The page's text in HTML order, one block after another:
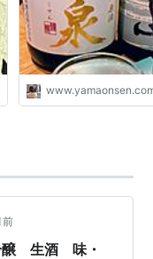
前
醸 生酒 味・